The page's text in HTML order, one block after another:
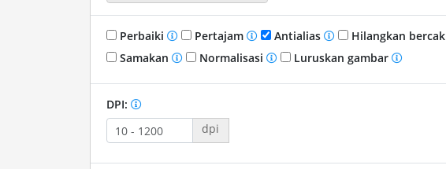
Perbaiki Pertajam Antialias
Hilangkan bercak
Samakan
Normalisasi Luruskan gambar
DPI:
dpi